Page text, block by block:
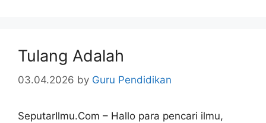
Tulang Adalah
03.04.2026 by Guru Pendidikan
SeputarIlmu.Com – Hallo para pencari ilmu,